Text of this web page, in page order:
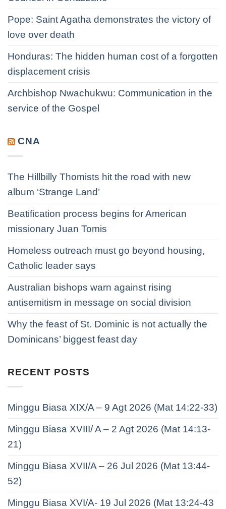
Pope: Saint Agatha demonstrates the victory of
love over death
Honduras: The hidden human cost of a forgotten
displacement crisis
Archbishop Nwachukwu: Communication in the
service of the Gospel
CNA
The Hillbilly Thomists hit the road with new
album ‘Strange Land’
Beatification process begins for American
missionary Juan Tomis
Homeless outreach must go beyond housing,
Catholic leader says
Australian bishops warn against rising
antisemitism in message on social division
Why the feast of St. Dominic is not actually the
Dominicans’ biggest feast day
RECENT POSTS
Minggu Biasa XIX/A – 9 Agt 2026 (Mat 14:22-33)
Minggu Biasa XVIII/ A – 2 Agt 2026 (Mat 14:13-
21)
Minggu Biasa XVII/A – 26 Jul 2026 (Mat 13:44-
52)
Minggu Biasa XVI/A- 19 Jul 2026 (Mat 13:24-43